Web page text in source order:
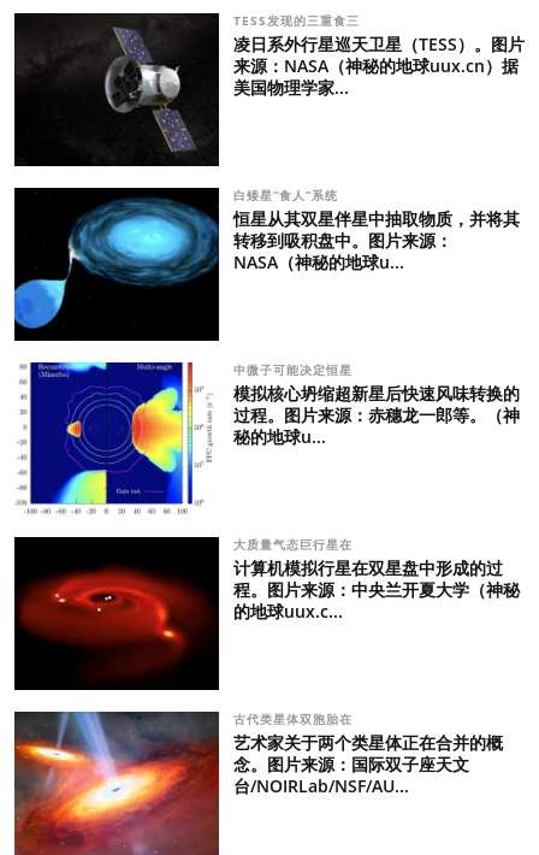
TESS发现的三重食三
凌日系外行星巡天卫星（TESS）。图片
来源：NASA（神秘的地球uux.cn）据
美国物理学家...
白矮星“食人”系统
恒星从其双星伴星中抽取物质，并将其
转移到吸积盘中。图片来源：
NASA（神秘的地球u...
中微子可能决定恒星
模拟核心坍缩超新星后快速风味转换的
过程。图片来源：赤穗龙一郎等。（神
秘的地球u...
大质量气态巨行星在
计算机模拟行星在双星盘中形成的过
程。图片来源：中央兰开夏大学（神秘
的地球uux.c...
古代类星体双胞胎在
艺术家关于两个类星体正在合并的概
念。图片来源：国际双子座天文
台/NOIRLab/NSF/AU...